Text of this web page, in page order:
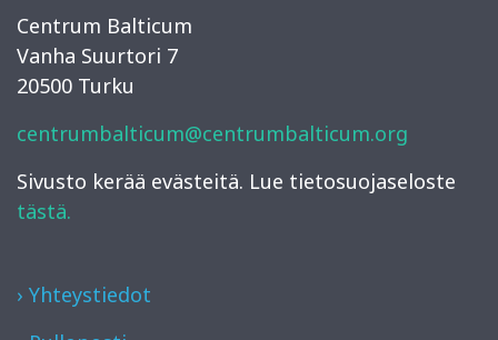
Centrum Balticum
Vanha Suurtori 7
20500 Turku
centrumbalticum@centrumbalticum.org
Sivusto kerää evästeitä. Lue tietosuojaseloste
tästä.
› Yhteystiedot